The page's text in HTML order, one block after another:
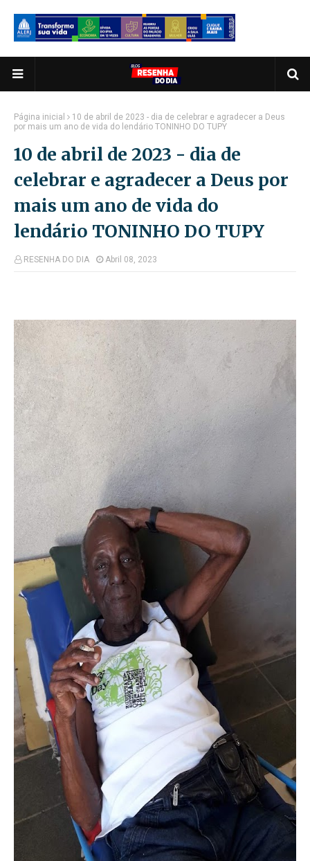
Página inicial
10 de abril de 2023 - dia de celebrar e agradecer a Deus
por mais um ano de vida do lendário TONINHO DO TUPY
10 de abril de 2023 - dia de
celebrar e agradecer a Deus por
mais um ano de vida do
lendário TONINHO DO TUPY
RESENHA DO DIA Abril 08, 2023